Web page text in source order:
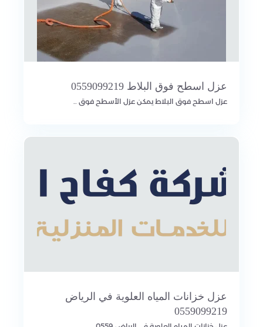
عزل اسطح فوق البلاط 0559099219
عزل اسطح فوق البلاط يمكن عزل الأسطح فوق ..
عزل خزانات المياه العلوية في الرياض
0559099219